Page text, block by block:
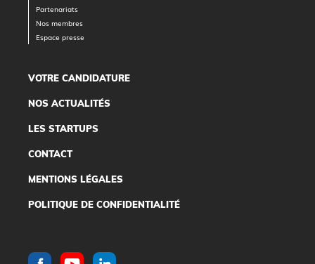
Partenariats
Nos membres
Espace presse
VOTRE CANDIDATURE
NOS ACTUALITÉS
LES STARTUPS
CONTACT
MENTIONS LÉGALES
POLITIQUE DE CONFIDENTIALITÉ